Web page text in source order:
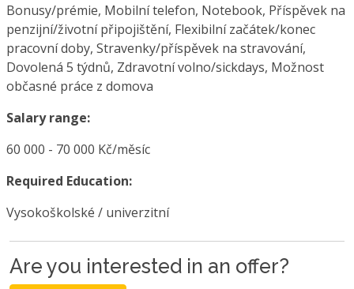
Bonusy/prémie, Mobilní telefon, Notebook, Příspěvek na
penzijní/životní připojištění, Flexibilní začátek/konec
pracovní doby, Stravenky/příspěvek na stravování,
Dovolená 5 týdnů, Zdravotní volno/sickdays, Možnost
občasné práce z domova
Salary range:
60 000 - 70 000 Kč/měsíc
Required Education:
Vysokoškolské / univerzitní
Are you interested in an offer?